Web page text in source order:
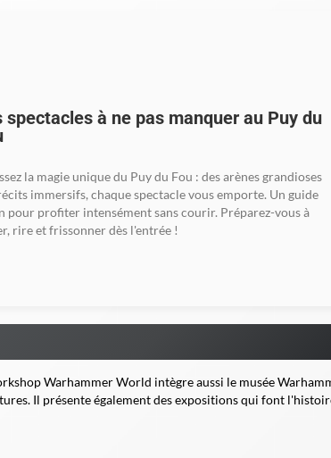
spectacles à ne pas manquer au Puy du
la magie unique du Puy du Fou : des arènes grandioses
immersifs, chaque spectacle vous emporte. Un guide
pour profiter intensément sans courir. Préparez-vous à
rire et frissonner dès l'entrée !
Warhammer World intègre aussi le musée
Il présente également des expositions qui font